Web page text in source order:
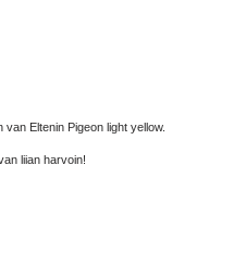
Eltenin Pigeon light yellow.
liian harvoin!